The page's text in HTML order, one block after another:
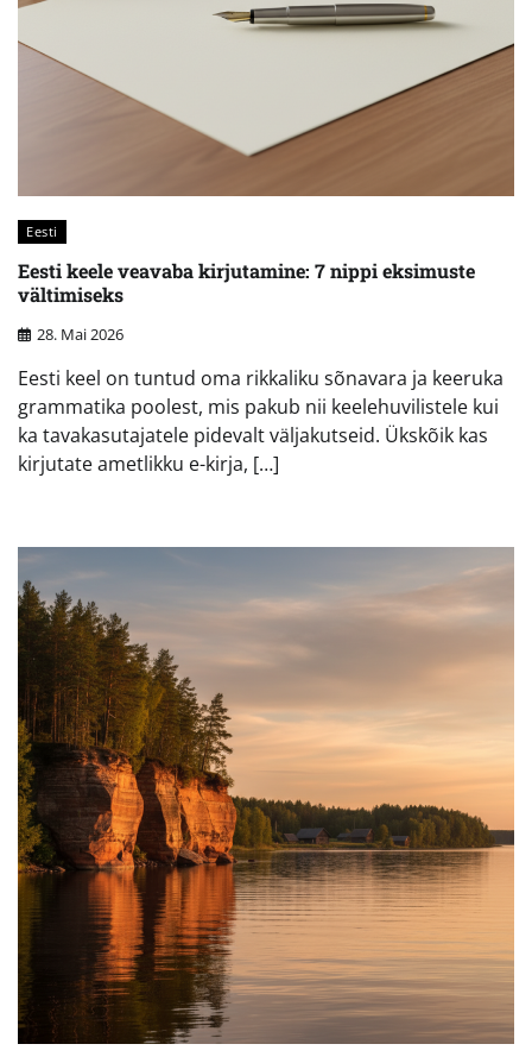
Eesti
Eesti keele veavaba kirjutamine: 7 nippi eksimuste
vältimiseks
28. Mai 2026
Eesti keel on tuntud oma rikkaliku sõnavara ja keeruka
grammatika poolest, mis pakub nii keelehuvilistele kui
ka tavakasutajatele pidevalt väljakutseid. Ükskõik kas
kirjutate ametlikku e-kirja, […]